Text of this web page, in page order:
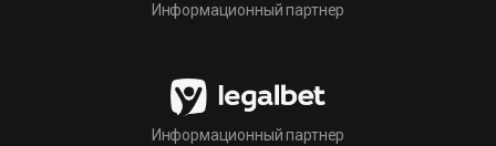
Информационный партнер
Информационный партнер